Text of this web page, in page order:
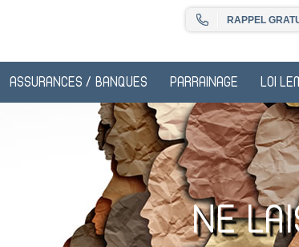
RAPPEL
ASSURANCES / BANQUES PARRAINAGE LOI
NE